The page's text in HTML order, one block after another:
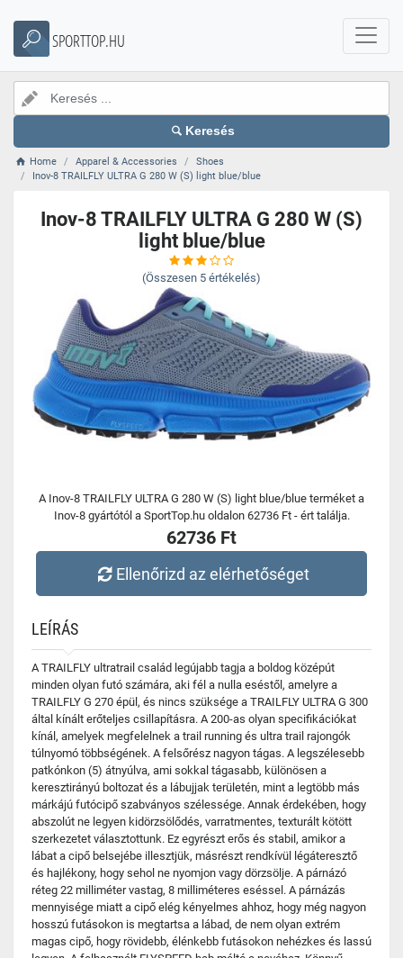
SPORTTOP.HU
Keresés
Home Apparel & Accessories
Shoes
Inov-8 TRAILFLY ULTRA G 280 W (S) light blue/blue
Inov-8 TRAILFLY ULTRA G 280 W (S)
light blue/blue
(Összesen 5 értékelés)
A Inov-8 TRAILFLY ULTRA G 280 W (S) light blue/blue terméket a
Inov-8 gyártótól a SportTop.hu oldalon 62736 Ft - ért találja.
62736 Ft
Ellenőrizd az elérhetőséget
LEÍRÁS
A TRAILFLY ultratrail család legújabb tagja a boldog középút
minden olyan futó számára, aki fél a nulla eséstől, amelyre a
TRAILFLY G 270 épül, és nincs szüksége a TRAILFLY ULTRA G 300
által kínált erőteljes csillapításra. A 200-as olyan specifikációkat
kínál, amelyek megfelelnek a trail running és ultra trail rajongók
túlnyomó többségének. A felsőrész nagyon tágas. A legszélesebb
patkónkon (5) átnyúlva, ami sokkal tágasabb, különösen a
keresztirányú boltozat és a lábujjak területén, mint a legtöbb más
márkájú futócipő szabványos szélessége. Annak érdekében, hogy
abszolút ne legyen kidörzsölődés, varratmentes, texturált kötött
szerkezetet választottunk. Ez egyrészt erős és stabil, amikor a
lábat a cipő belsejébe illesztjük, másrészt rendkívül légáteresztő
és hajlékony, hogy sehol ne nyomjon vagy dörzsölje. A párnázó
réteg 22 milliméter vastag, 8 milliméteres eséssel. A párnázás
mennyisége miatt a cipő elég kényelmes ahhoz, hogy még nagyon
hosszú futásokon is megtartsa a lábad, de nem olyan extrém
magas cipő, hogy rövidebb, élénkebb futásokon nehézkes és lassú